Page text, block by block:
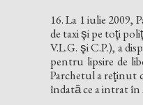
16. La 1 iulie
de taxi şi pe toţi
V.L.G. şi C.P.), a
pentru lipsire de
Parchetul a reţinut
îndată ce a intrat în